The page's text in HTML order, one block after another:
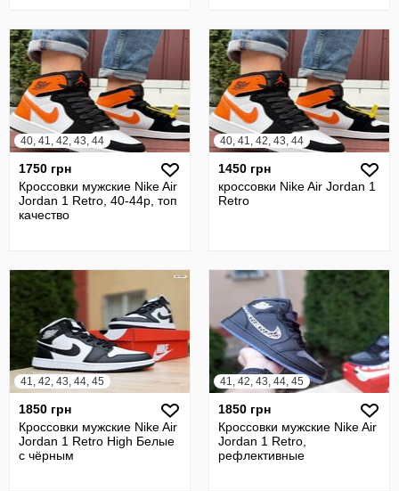
40, 41, 42, 43, 44
1750 грн
Кроссовки мужские Nike Air
Jordan 1 Retro, 40-44р, топ
качество
40, 41, 42, 43, 44
1450 грн
кроссовки Nike Air Jordan 1
Retro
41, 42, 43, 44, 45
1850 грн
Кроссовки мужские Nike Air
Jordan 1 Retro High Белые
с чёрным
41, 42, 43, 44, 45
1850 грн
Кроссовки мужские Nike Air
Jordan 1 Retro,
рефлективные